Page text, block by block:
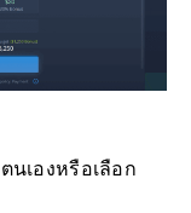
เองหรือเลือก